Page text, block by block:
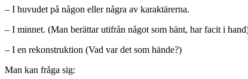
– I huvudet på någon eller några av karaktärerna.
– I minnet. (Man berättar utifrån något som hänt, har facit i
– I en rekonstruktion (Vad var det som hände?)
Man kan fråga sig: